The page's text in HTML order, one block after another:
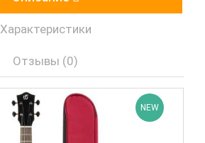
Характеристики
Отзывы (0)
NEW